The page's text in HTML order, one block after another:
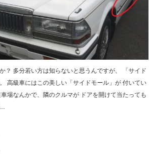
？ 多分若い方は知らないと思うんですが、 「サイド
高級車にはこの美しい「サイドモール」が 付いてい
場なんかで、隣のクルマが ドアを開けて当たっても
…